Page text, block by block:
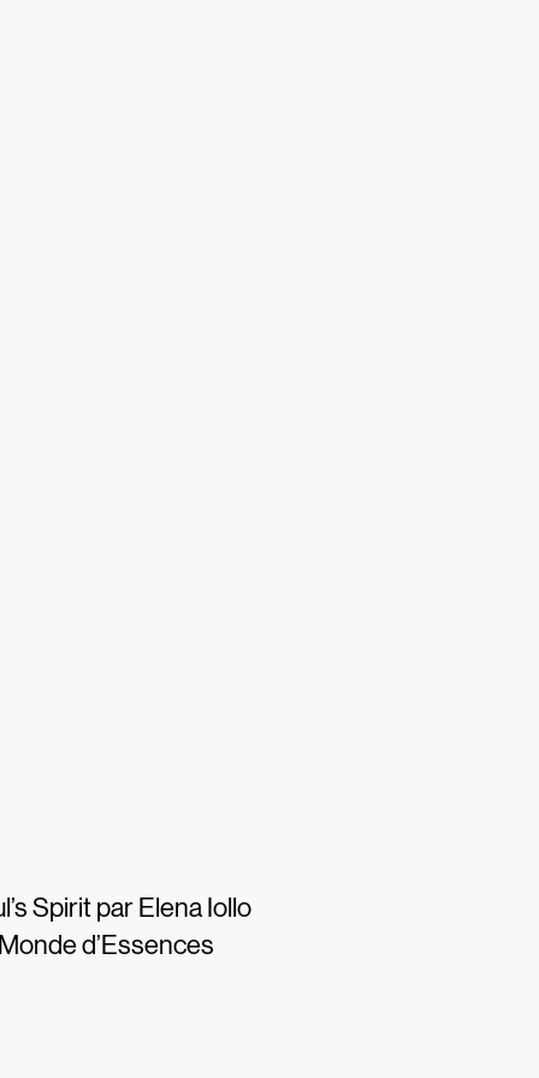
Spirit par Elena Iollo
d’Essences